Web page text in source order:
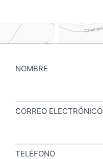
NOMBRE
CORREO ELECTRÓNICO
TELÉFONO